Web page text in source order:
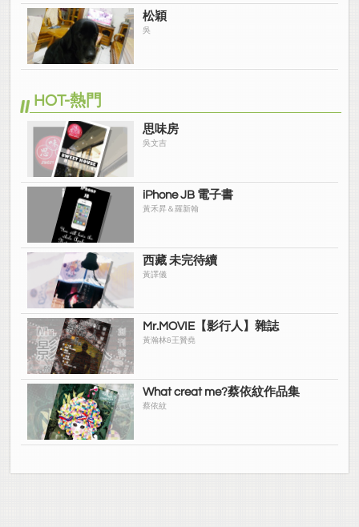
松穎
吳
HOT-熱門
思味房
吳文吉
iPhone JB 電子書
黃禾昇＆羅新翰
西藏 未完待續
黃譯儀
Mr.MOVIE【影行人】雜誌
黃瀚林&王贊堯
What creat me?蔡依紋作品集
蔡依紋